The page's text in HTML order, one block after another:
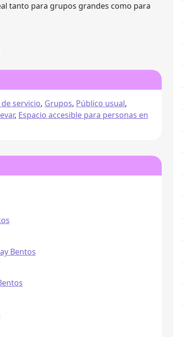
tanto para grupos grandes como para
servicio, Grupos, Público usual,
, Espacio accesible para personas en
Bentos